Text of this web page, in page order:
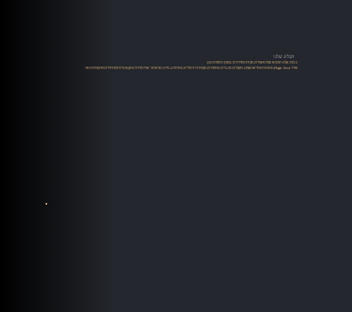
הבלוג שלנו
בבלוג שלנו תמצאו שלל מאמרים, סקירות ומדריכים במגוון תחומים כגון:
אודיו High-End, מערכות סטריאו ושמע, רמקולים, מגברים, פטיפונים, מקורות דיגיטליים, סטרימינג, מידע על מותגי אודיו מדריכים מקצועיים למתחילים ומתקדמים ועוד.